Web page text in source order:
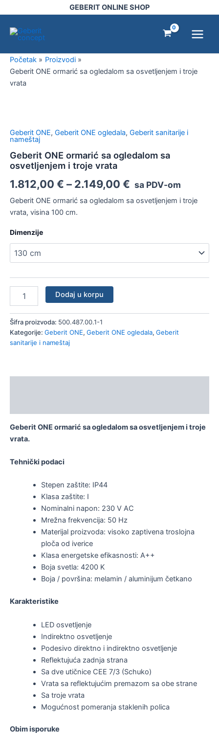
na
sadržaj
GEBERIT ONLINE SHOP
Menu
Početak
Proizvodi
Geberit ONE ormarić sa ogledalom sa osvetljenjem i troje
vrata
Geberit ONE, Geberit ONE ogledala, Geberit sanitarije i
nameštaj
Geberit ONE ormarić sa ogledalom sa
osvetljenjem i troje vrata
1.812,00 € – 2.149,00 € sa PDV-om
Geberit ONE ormarić sa ogledalom sa osvetljenjem i troje
vrata, visina 100 cm.
Dimenzije
sa
sa
osvetljenjem
troje
količina
Dodaj u korpu
Šifra proizvoda: 500.487.00.1-1
Kategorije: Geberit ONE, Geberit ONE ogledala, Geberit
sanitarije i nameštaj
Geberit ONE ormarić sa ogledalom sa osvetljenjem i troje
vrata.
Tehnički podaci
Stepen zaštite: IP44
Klasa zaštite: I
Nominalni napon: 230 V AC
Mrežna frekvencija: 50 Hz
Materijal proizvoda: visoko zaptivena troslojna
ploča od iverice
Klasa energetske efikasnosti: A++
Boja svetla: 4200 K
Boja / površina: melamin / aluminijum četkano
Karakteristike
LED osvetljenje
Indirektno osvetljenje
Podesivo direktno i indirektno osvetljenje
Reflektujuća zadnja strana
Sa dve utičnice CEE 7/3 (Schuko)
Vrata sa reflektujućim premazom sa obe strane
Sa troje vrata
Mogućnost pomeranja staklenih polica
Obim isporuke